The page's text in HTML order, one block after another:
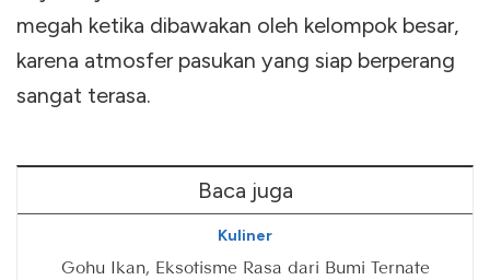
megah ketika dibawakan oleh kelompok besar,
karena atmosfer pasukan yang siap berperang
sangat terasa.
Baca juga
Kuliner
Gohu Ikan, Eksotisme Rasa dari Bumi Ternate